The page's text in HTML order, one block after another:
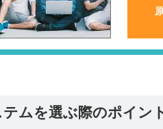
ムを選ぶ際のポイン